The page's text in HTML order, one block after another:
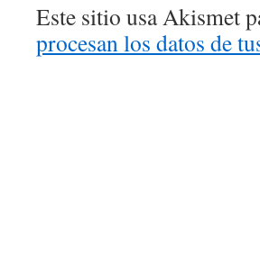
Este sitio usa Akismet
procesan los datos de